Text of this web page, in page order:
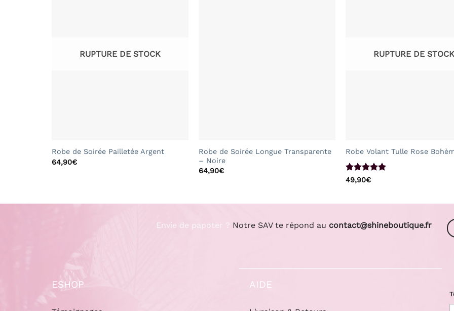
RUPTURE DE STOCK
Robe de Soirée Pailletée Argent
64,90€
Robe de Soirée Longue Transparente
– Noire
64,90€
RUPTURE DE STOCK
Robe Volant Tulle Rose
Note5sur
49,90€
Envie de papoter ? Notre SAV te répond au contact@shineboutique.fr
ESHOP AIDE